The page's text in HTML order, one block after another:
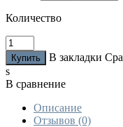
Количество
В закладки
s
В сравнение
Описание
Отзывов (0)